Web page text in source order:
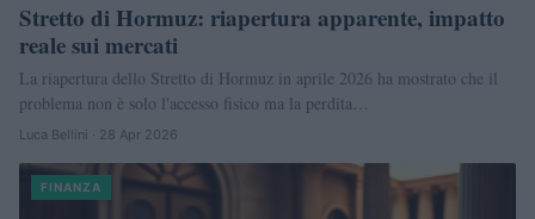
Stretto di Hormuz: riapertura apparente, impatto
reale sui mercati
La riapertura dello Stretto di Hormuz in aprile 2026 ha mostrato che il
problema non è solo l'accesso fisico ma la perdita…
Luca Bellini · 28 Apr 2026
FINANZA